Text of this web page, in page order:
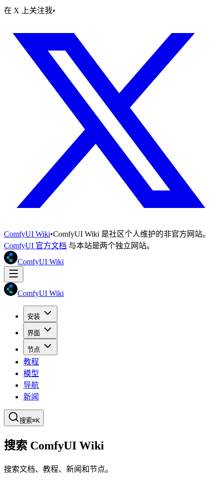
在 X 上关注我•
ComfyUI Wiki•ComfyUI Wiki 是社区个人维护的非官方网站。
ComfyUI 官方文档 与本站是两个独立网站。
ComfyUI Wiki
ComfyUI Wiki
安装
界面
节点
教程
模型
导航
新闻
搜索⌘K
搜索 ComfyUI Wiki
搜索文档、教程、新闻和节点。